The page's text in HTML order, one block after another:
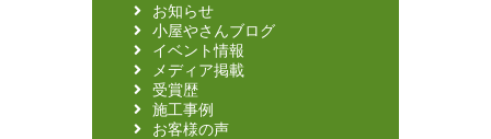
お知らせ
小屋やさんブログ
イベント情報
メディア掲載
受賞歴
施工事例
お客様の声